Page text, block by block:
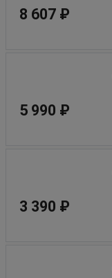
8 607 ₽
5 990 ₽
3 390 ₽